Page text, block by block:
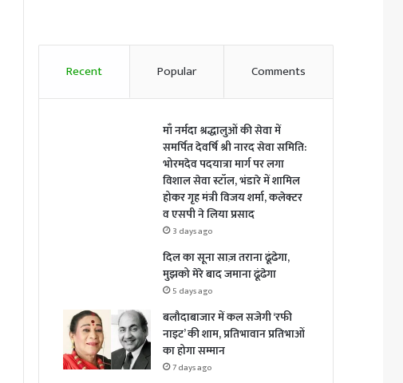
Recent Popular Comments
माँ नर्मदा श्रद्धालुओं की सेवा में
समर्पित देवर्षि श्री नारद सेवा समिति:
भोरमदेव पदयात्रा मार्ग पर लगा
विशाल सेवा स्टॉल, भंडारे में शामिल
होकर गृह मंत्री विजय शर्मा, कलेक्टर
व एसपी ने लिया प्रसाद
3 days ago
दिल का सूना साज़ तराना ढूंढेगा,
मुझको मेरे बाद जमाना ढूंढेगा
5 days ago
बलौदाबाजार में कल सजेगी ‘रफी
नाइट’ की शाम, प्रतिभावान प्रतिभाओं
का होगा सम्मान
7 days ago